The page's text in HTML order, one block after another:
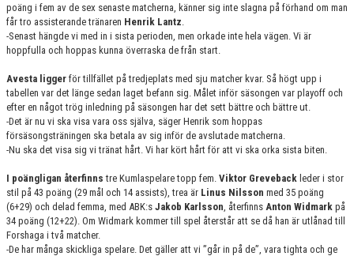
poäng i fem av de sex senaste matcherna, känner sig inte slagna på förhand om man
får tro assisterande tränaren Henrik Lantz
-Senast hängde vi med in i sista perioden, men orkade inte hela vägen. Vi är
hoppfulla och hoppas kunna överraska de från start.
Avesta ligger för tillfället på tredjeplats med sju matcher kvar. Så högt upp i
tabellen var det länge sedan laget befann sig. Målet inför säsongen var playoff och
efter en något trög inledning på säsongen har det sett bättre och bättre ut.
-Det är nu vi ska visa vara oss själva, säger Henrik som hoppas
försäsongsträningen ska betala av sig inför de avslutade matcherna.
-Nu ska det visa sig vi tränat hårt. Vi har kört hårt för att vi ska orka sista biten.
I poängligan återfinns tre Kumlaspelare topp fem. Viktor Greveback leder i stor
stil på 43 poäng (29 mål och 14 assists), trea är Linus Nilsson med 35 poäng
(6+29) och delad femma, med ABK:s Jakob Karlsson , återfinns Anton Widmark på
34 poäng (12+22). Om Widmark kommer till spel återstår att se då han är utlånad till
Forshaga i två matcher.
-De har många skickliga spelare. Det gäller att vi ”går in på de”, vara tighta och ge